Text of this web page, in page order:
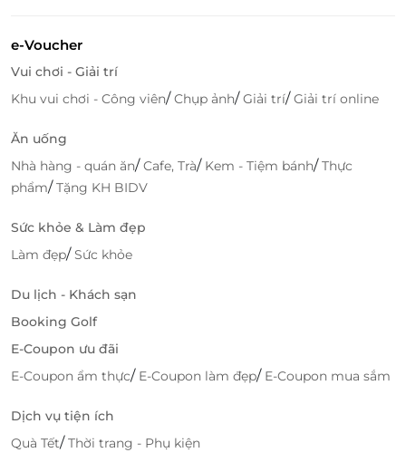
e-Voucher
Vui chơi - Giải trí
Khu vui chơi - Công viên/Chụp ảnh/Giải trí/Giải trí online
Ăn uống
Nhà hàng - quán ăn/Cafe, Trà/ Kem - Tiệm bánh/Thực
phẩm/Tặng KH BIDV
Sức khỏe & Làm đẹp
Làm đẹp/Sức khỏe
Du lịch - Khách sạn
Booking Golf
E-Coupon ưu đãi
E-Coupon ẩm thực/ E-Coupon làm đẹp/ E-Coupon mua sắm
Dịch vụ tiện ích
Quà Tết/Thời trang - Phụ kiện